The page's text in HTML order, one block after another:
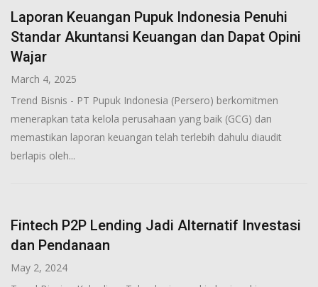
Laporan Keuangan Pupuk Indonesia Penuhi
Standar Akuntansi Keuangan dan Dapat Opini
Wajar
March 4, 2025
Trend Bisnis - PT Pupuk Indonesia (Persero) berkomitmen
menerapkan tata kelola perusahaan yang baik (GCG) dan
memastikan laporan keuangan telah terlebih dahulu diaudit
berlapis oleh...
Fintech P2P Lending Jadi Alternatif Investasi
dan Pendanaan
May 2, 2024